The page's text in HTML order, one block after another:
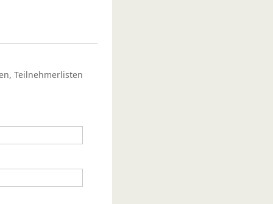
Teilnehmerlisten